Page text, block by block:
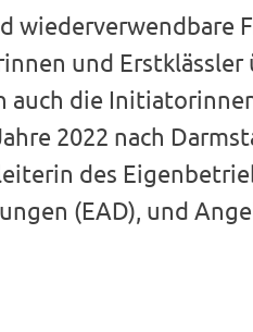
wiederverwendbare
und
auch die
2022 nach
des
(EAD), und